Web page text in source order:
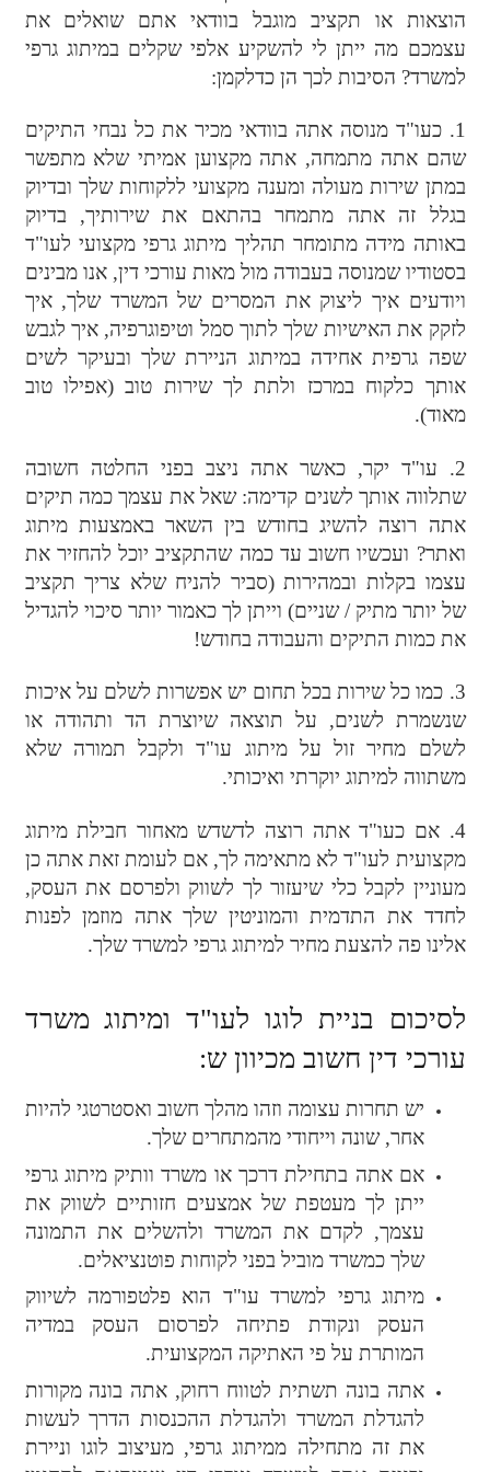
הוצאות או תקציב מוגבל בוודאי אתם שואלים את
עצמכם מה ייתן לי להשקיע אלפי שקלים במיתוג גרפי
למשרד? הסיבות לכך הן כדלקמן:
1. כעו"ד מנוסה אתה בוודאי מכיר את כל נבחי התיקים
שהם אתה מתמחה, אתה מקצוען אמיתי שלא מתפשר
במתן שירות מעולה ומענה מקצועי ללקוחות שלך ובדיוק
בגלל זה אתה מתמחר בהתאם את שירותיך, בדיוק
באותה מידה מתומחר תהליך מיתוג גרפי מקצועי לעו"ד
בסטודיו שמנוסה בעבודה מול מאות עורכי דין, אנו מבינים
ויודעים איך ליצוק את המסרים של המשרד שלך, איך
לזקק את האישיות שלך לתוך סמל וטיפוגרפיה, איך לגבש
שפה גרפית אחידה במיתוג הניירת שלך ובעיקר לשים
אותך כלקוח במרכז ולתת לך שירות טוב (אפילו טוב
מאוד).
2. עו"ד יקר, כאשר אתה ניצב בפני החלטה חשובה
שתלווה אותך לשנים קדימה: שאל את עצמך כמה תיקים
אתה רוצה להשיג בחודש בין השאר באמצעות מיתוג
ואתר? ועכשיו חשוב עד כמה שהתקציב יוכל להחזיר את
עצמו בקלות ובמהירות (סביר להניח שלא צריך תקציב
של יותר מתיק / שניים) וייתן לך כאמור יותר סיכוי להגדיל
את כמות התיקים והעבודה בחודש!
3. כמו כל שירות בכל תחום יש אפשרות לשלם על איכות
שנשמרת לשנים, על תוצאה שיוצרת הד ותהודה או
לשלם מחיר זול על מיתוג עו"ד ולקבל תמורה שלא
משתווה למיתוג יוקרתי ואיכותי.
4. אם כעו"ד אתה רוצה לדשדש מאחור חבילת מיתוג
מקצועית לעו"ד לא מתאימה לך, אם לעומת זאת אתה כן
מעוניין לקבל כלי שיעזור לך לשווק ולפרסם את העסק,
לחדד את התדמית והמוניטין שלך אתה מוזמן לפנות
אלינו פה להצעת מחיר למיתוג גרפי למשרד שלך.
לסיכום בניית לוגו לעו"ד ומיתוג משרד
עורכי דין חשוב מכיוון ש:
יש תחרות עצומה וזהו מהלך חשוב ואסטרטגי להיות
אחר, שונה וייחודי מהמתחרים שלך.
אם אתה בתחילת דרכך או משרד וותיק מיתוג גרפי
ייתן לך מעטפת של אמצעים חזותיים לשווק את
עצמך, לקדם את המשרד ולהשלים את התמונה
שלך כמשרד מוביל בפני לקוחות פוטנציאלים.
מיתוג גרפי למשרד עו"ד הוא פלטפורמה לשיווק
העסק ונקודת פתיחה לפרסום העסק במדיה
המותרת על פי האתיקה המקצועית.
אתה בונה תשתית לטווח רחוק, אתה בונה מקורות
להגדלת המשרד ולהגדלת ההכנסות הדרך לעשות
את זה מתחילה ממיתוג גרפי, מעיצוב לוגו וניירת